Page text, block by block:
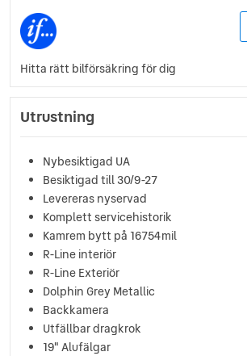
Hitta rätt bilförsäkring för dig
Utrustning
Nybesiktigad UA
Besiktigad till 30/9-27
Levereras nyservad
Komplett servicehistorik
Kamrem bytt på 16754mil
R-Line interiör
R-Line Exteriör
Dolphin Grey Metallic
Backkamera
Utfällbar dragkrok
19" Alufälgar